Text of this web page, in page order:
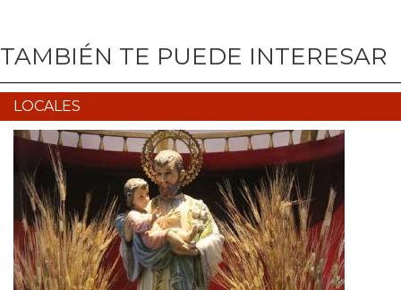
TAMBIÉN TE PUEDE INTERESAR
LOCALES